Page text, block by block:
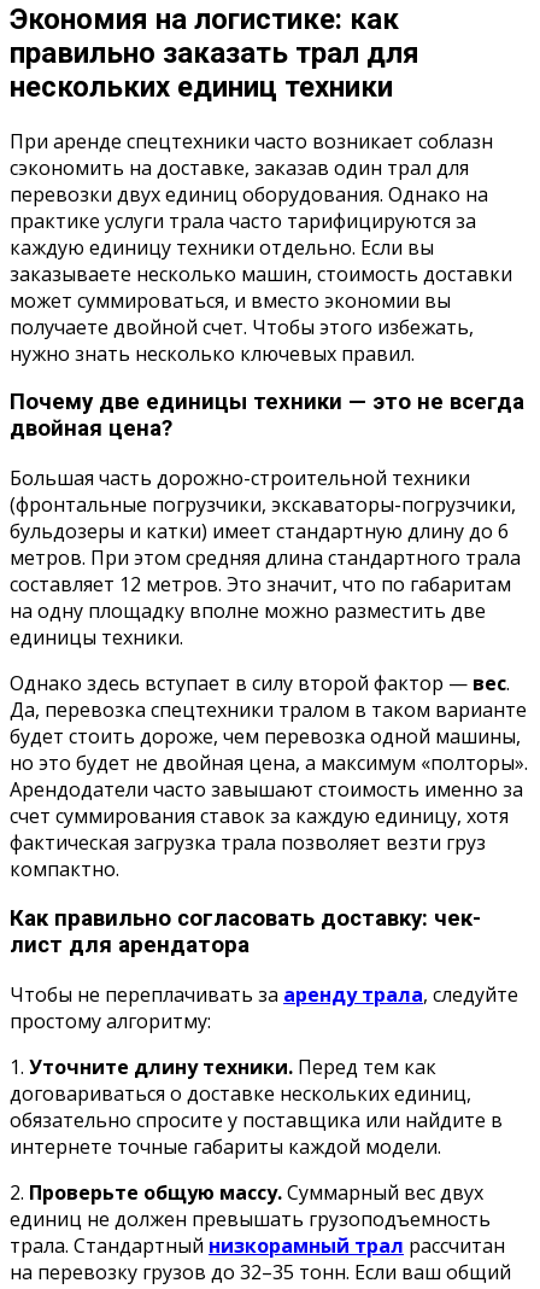
Экономия на логистике: как
правильно заказать трал для
нескольких единиц техники
При аренде спецтехники часто возникает соблазн
сэкономить на доставке, заказав один трал для
перевозки двух единиц оборудования. Однако на
практике услуги трала часто тарифицируются за
каждую единицу техники отдельно. Если вы
заказываете несколько машин, стоимость доставки
может суммироваться, и вместо экономии вы
получаете двойной счет. Чтобы этого избежать,
нужно знать несколько ключевых правил.
Почему две единицы техники — это не всегда
двойная цена?
Большая часть дорожно-строительной техники
(фронтальные погрузчики, экскаваторы-погрузчики,
бульдозеры и катки) имеет стандартную длину до 6
метров. При этом средняя длина стандартного трала
составляет 12 метров. Это значит, что по габаритам
на одну площадку вполне можно разместить две
единицы техники.
Однако здесь вступает в силу второй фактор — вес.
Да, перевозка спецтехники тралом в таком варианте
будет стоить дороже, чем перевозка одной машины,
но это будет не двойная цена, а максимум «полторы».
Арендодатели часто завышают стоимость именно за
счет суммирования ставок за каждую единицу, хотя
фактическая загрузка трала позволяет везти груз
компактно.
Как правильно согласовать доставку: чек-
лист для арендатора
Чтобы не переплачивать за аренду трала, следуйте
простому алгоритму:
1. Уточните длину техники. Перед тем как
договариваться о доставке нескольких единиц,
обязательно спросите у поставщика или найдите в
интернете точные габариты каждой модели.
2. Проверьте общую массу.Суммарный вес двух
единиц не должен превышать грузоподъемность
трала. Стандартный низкорамный трал рассчитан
на перевозку грузов до 32–35 тонн. Если ваш общий